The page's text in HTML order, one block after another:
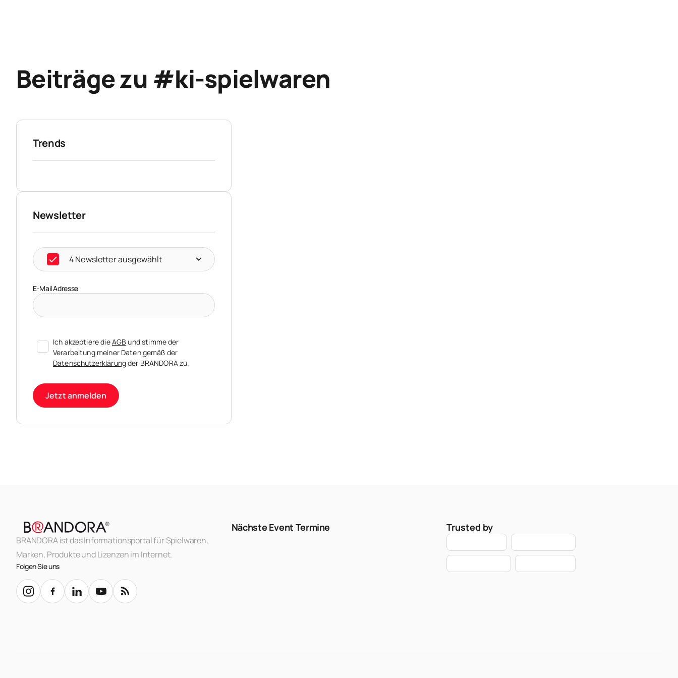
Beiträge zu #ki-spielwaren
Trends
Newsletter
4 Newsletter ausgewählt
E-Mail Adresse
Ich akzeptiere dieAGBund stimme der
Verarbeitung meiner Daten gemäß der
Datenschutzerklärungder BRANDORA zu.
Jetzt anmelden
BRANDORA ist das Informationsportal für Spielwaren,
Marken, Produkte und Lizenzen im Internet.
Folgen Sie uns
Nächste Event Termine Trusted by